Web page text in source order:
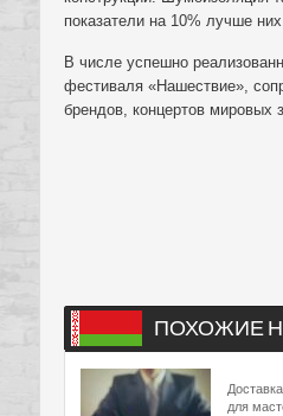
показатели на 10% лучше
В числе успешно
фестиваля «Нашествие»,
брендов, концертов мировых
ПОХОЖИЕ
для